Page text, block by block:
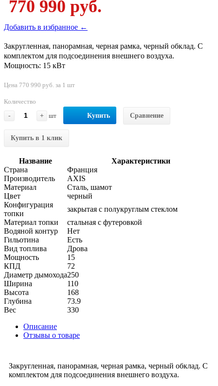
770 990 руб.
Добавить в избранное ←
Закругленная, панорамная, черная рамка, черный обклад. С
комплектом для подсоединения внешнего воздуха.
Мощность: 15 кВт
Цена 770 990 руб. за 1 шт
Количество
-
+ шт Купить Сравнение
Купить в 1 клик
Название
Характеристики
Страна
Франция
Производитель
AXIS
Материал
Сталь, шамот
Цвет
черный
Конфигурация
топки
закрытая с полукруглым стеклом
Материал топки
стальная с футеровкой
Водяной контур
Нет
Гильотина
Есть
Вид топлива
Дрова
Мощность
15
КПД
72
Диаметр дымохода250
Ширина
110
Высота
168
Глубина
73.9
Вес
330
Описание
Отзывы о товаре
Закругленная, панорамная, черная рамка, черный обклад. С
комплектом для подсоединения внешнего воздуха.